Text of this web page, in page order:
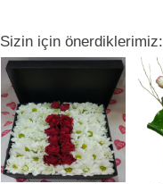
Sizin için önerdiklerimiz: